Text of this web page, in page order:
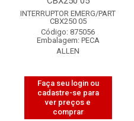
INTERRUPTOR EMERG/PART
CBX250 05
Código: 875056
Embalagem: PECA
ALLEN
Faça seu login ou
cadastre-se para
ver preços e
comprar